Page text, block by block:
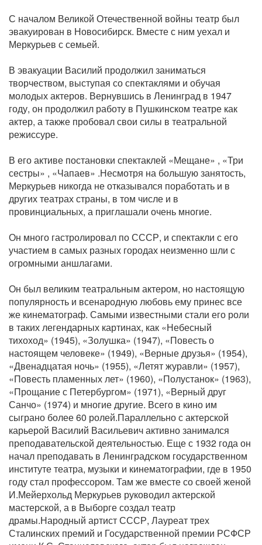
С началом Великой Отечественной войны театр был
эвакуирован в Новосибирск. Вместе с ним уехал и
Меркурьев с семьей.
В эвакуации Василий продолжил заниматься
творчеством, выступая со спектаклями и обучая
молодых актеров. Вернувшись в Ленинград в 1947
году, он продолжил работу в Пушкинском театре как
актер, а также пробовал свои силы в театральной
режиссуре.
В его активе постановки спектаклей «Мещане» , «Три
сестры» , «Чапаев» .Несмотря на большую занятость,
Меркурьев никогда не отказывался поработать и в
других театрах страны, в том числе и в
провинциальных, а приглашали очень многие.
Он много гастролировал по СССР, и спектакли с его
участием в самых разных городах неизменно шли с
огромными аншлагами.
Он был великим театральным актером, но настоящую
популярность и всенародную любовь ему принес все
же кинематограф. Самыми известными стали его роли
в таких легендарных картинах, как «Небесный
тихоход» (1945), «Золушка» (1947), «Повесть о
настоящем человеке» (1949), «Верные друзья» (1954),
«Двенадцатая ночь» (1955), «Летят журавли» (1957),
«Повесть пламенных лет» (1960), «Полустанок» (1963),
«Прощание с Петербургом» (1971), «Верный друг
Санчо» (1974) и многие другие. Всего в кино им
сыграно более 60 ролей.Параллельно с актерской
карьерой Василий Васильевич активно занимался
преподавательской деятельностью. Еще с 1932 года он
начал преподавать в Ленинградском государственном
институте театра, музыки и кинематографии, где в 1950
году стал профессором. Там же вместе со своей женой
И.Мейерхольд Меркурьев руководил актерской
мастерской, а в Выборге создал театр
драмы.Народный артист СССР, Лауреат трех
Сталинских премий и Государственной премии РСФСР